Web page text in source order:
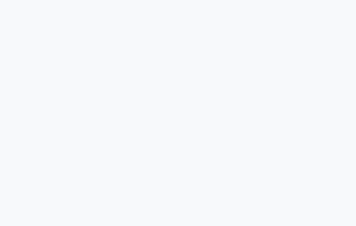
wersje). Niektóre funkcje ochrony mogą nie być
aplikacja Google Play. Brak obsługi trybu wielu użytkowników.
preferencji,